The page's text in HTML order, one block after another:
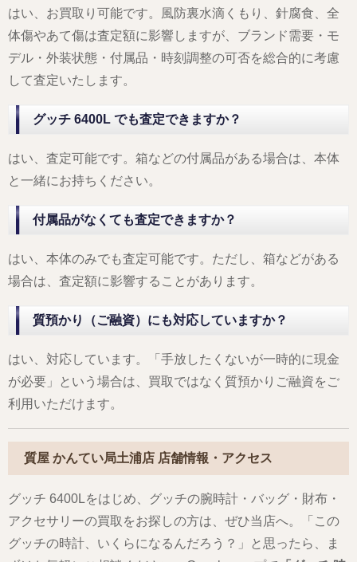
はい、お買取り可能です。風防裏水滴くもり、針腐食、全
体傷やあて傷は査定額に影響しますが、ブランド需要・モ
デル・外装状態・付属品・時刻調整の可否を総合的に考慮
して査定いたします。
グッチ 6400L でも査定できますか？
はい、査定可能です。箱などの付属品がある場合は、本体
と一緒にお持ちください。
付属品がなくても査定できますか？
はい、本体のみでも査定可能です。ただし、箱などがある
場合は、査定額に影響することがあります。
質預かり（ご融資）にも対応していますか？
はい、対応しています。「手放したくないが一時的に現金
が必要」という場合は、買取ではなく質預かりご融資をご
利用いただけます。
質屋 かんてい局土浦店 店舗情報・アクセス
グッチ 6400Lをはじめ、グッチの腕時計・バッグ・財布・
アクセサリーの買取をお探しの方は、ぜひ当店へ。「この
グッチの時計、いくらになるんだろう？」と思ったら、ま